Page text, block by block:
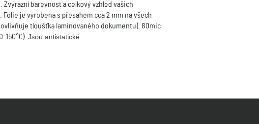
barevnost a celkový vzhled vašich
je vyrobena s přesahem cca 2 mm na všech
tloušťka laminovaného dokumentu). 80mic
150°C). Jsou antistatické.